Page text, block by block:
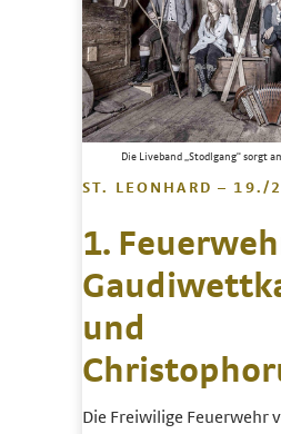
Die Liveband „Stodlgang“ sorgt
ST. LEONHARD – 19./
1.
und
Die Freiwilige Feuerwehr